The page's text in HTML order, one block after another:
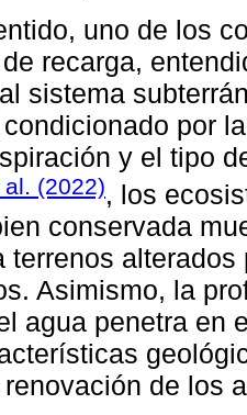
uno de los
recarga,
sistema
por
y el tipo
(2022), los
conservada
terrenos
Asimismo, la
agua penetra en
de los